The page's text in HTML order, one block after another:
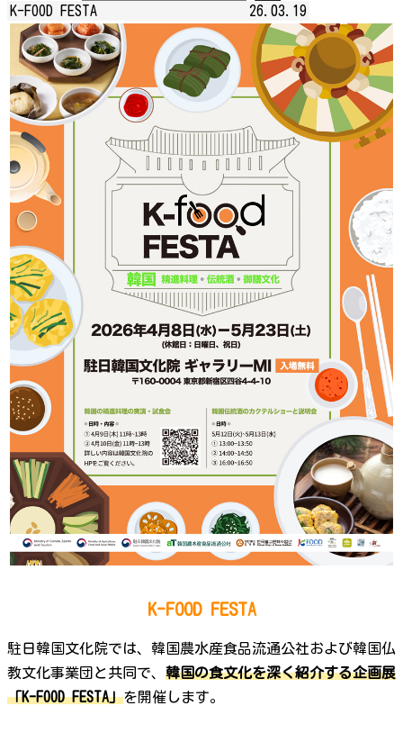
K-FOOD FESTA 26.03.19
K-FOOD FESTA
駐日韓国文化院では、韓国農水産食品流通公社および韓国仏
教文化事業団と共同で、 韓国の食文化を深く紹介する企画展
「K-FOOD FESTA」を開催します。